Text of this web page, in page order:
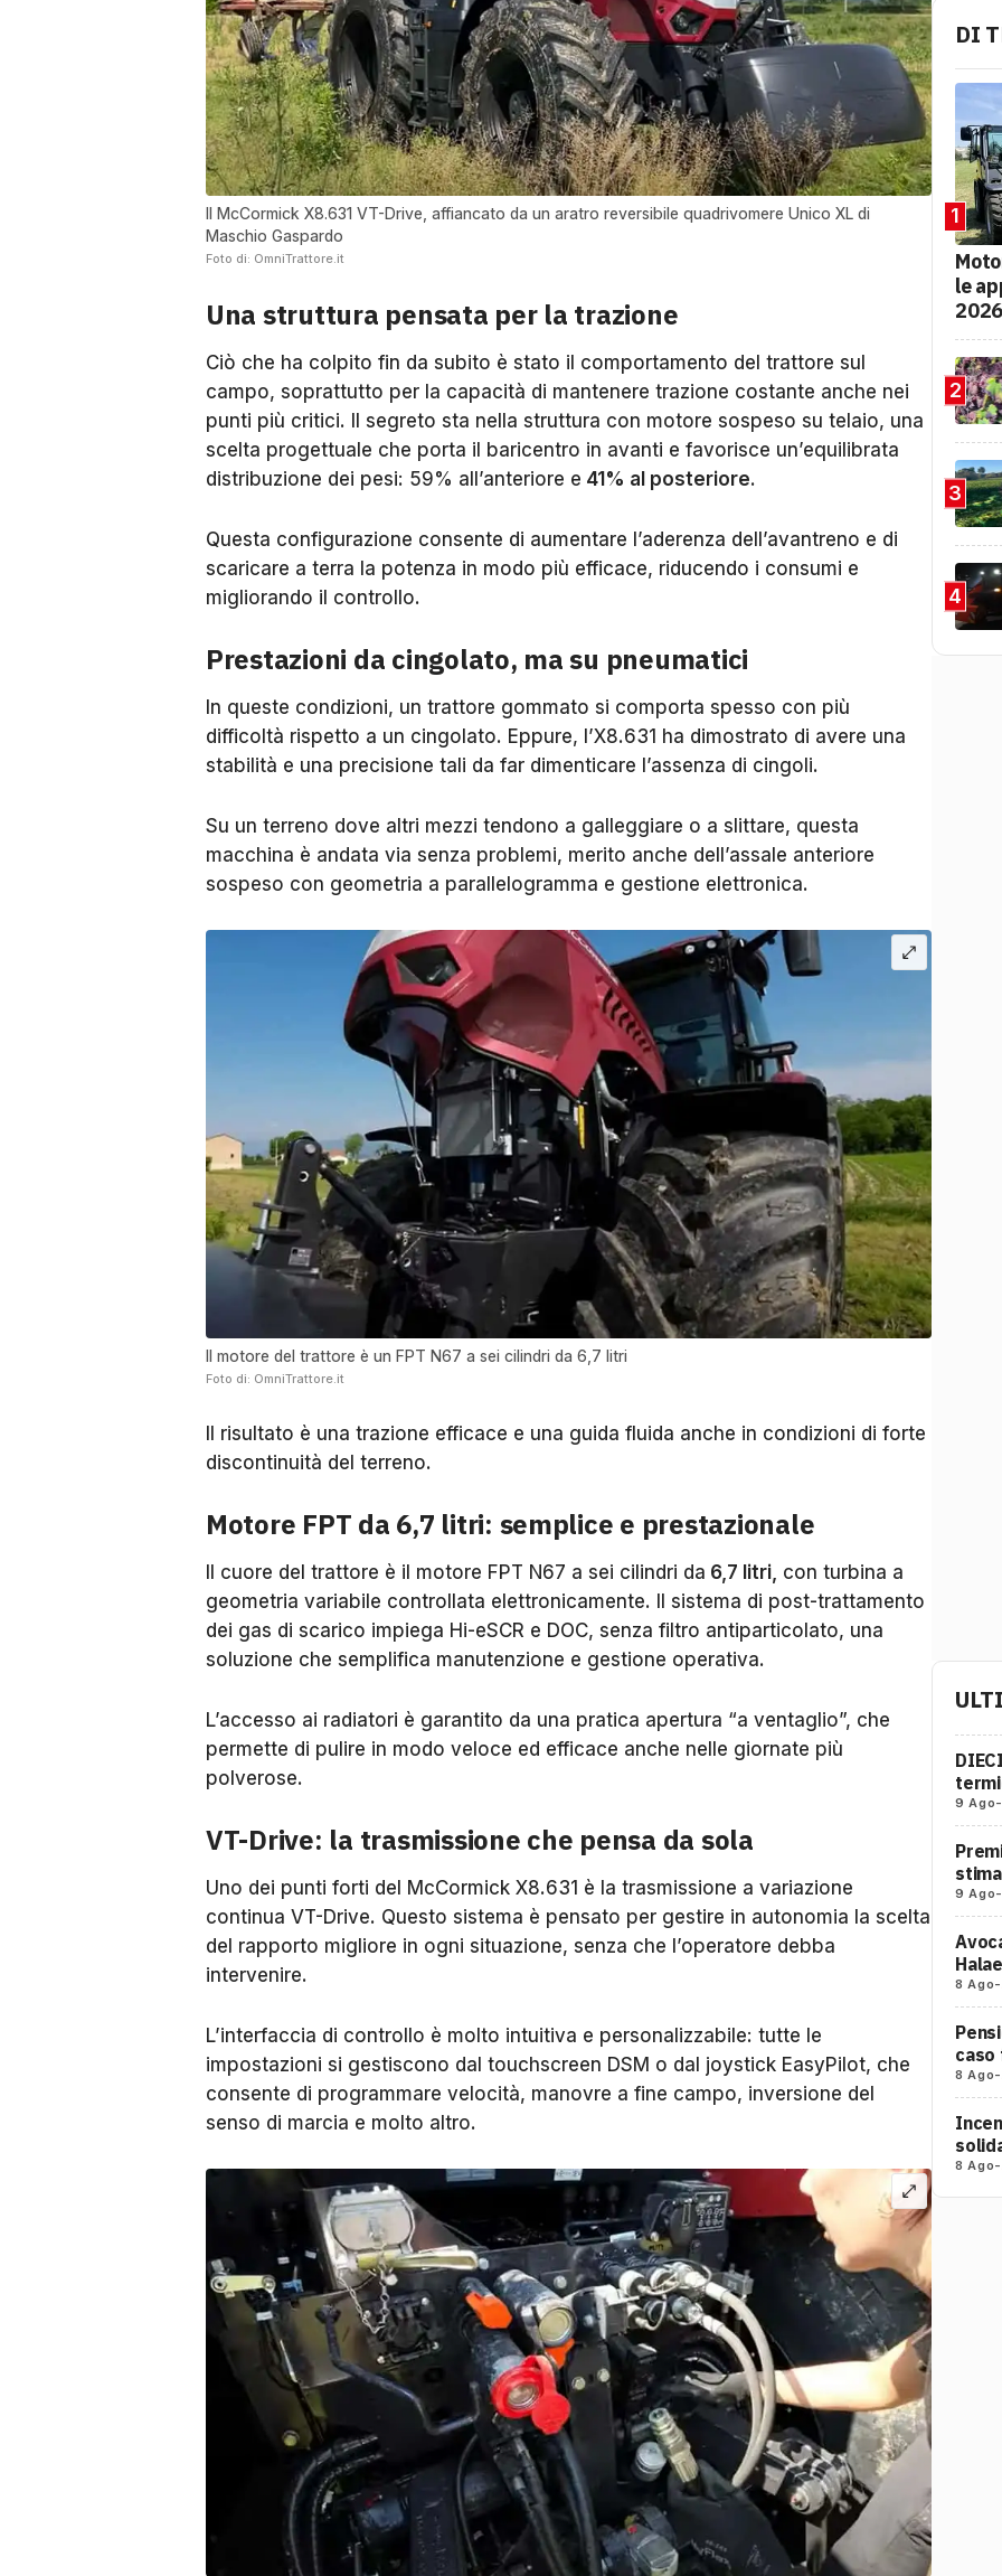
Il McCormick X8.631 VT-Drive, affiancato da un aratro reversibile quadrivomere Unico XL di
Maschio Gaspardo
Foto di: OmniTrattore.it
Una struttura pensata per la trazione
Ciò che ha colpito fin da subito è stato il comportamento del trattore sul
campo, soprattutto per la capacità di mantenere trazione costante anche nei
punti più critici. Il segreto sta nella struttura con motore sospeso su telaio, una
scelta progettuale che porta il baricentro in avanti e favorisce un’equilibrata
distribuzione dei pesi: 59% all’anteriore e 41% al posteriore.
Questa configurazione consente di aumentare l’aderenza dell’avantreno e di
scaricare a terra la potenza in modo più efficace, riducendo i consumi e
migliorando il controllo.
Prestazioni da cingolato, ma su pneumatici
In queste condizioni, un trattore gommato si comporta spesso con più
difficoltà rispetto a un cingolato. Eppure, l’X8.631 ha dimostrato di avere una
stabilità e una precisione tali da far dimenticare l’assenza di cingoli.
Su un terreno dove altri mezzi tendono a galleggiare o a slittare, questa
macchina è andata via senza problemi, merito anche dell’assale anteriore
sospeso con geometria a parallelogramma e gestione elettronica.
Il motore del trattore è un FPT N67 a sei cilindri da 6,7 litri
Foto di: OmniTrattore.it
Il risultato è una trazione efficace e una guida fluida anche in condizioni di forte
discontinuità del terreno.
Motore FPT da 6,7 litri: semplice e prestazionale
Il cuore del trattore è il motore FPT N67 a sei cilindri da 6,7 litri, con turbina a
geometria variabile controllata elettronicamente. Il sistema di post-trattamento
dei gas di scarico impiega Hi-eSCR e DOC, senza filtro antiparticolato, una
soluzione che semplifica manutenzione e gestione operativa.
L’accesso ai radiatori è garantito da una pratica apertura “a ventaglio”, che
permette di pulire in modo veloce ed efficace anche nelle giornate più
polverose.
VT-Drive: la trasmissione che pensa da sola
Uno dei punti forti del McCormick X8.631 è la trasmissione a variazione
continua VT-Drive. Questo sistema è pensato per gestire in autonomia la scelta
del rapporto migliore in ogni situazione, senza che l’operatore debba
intervenire.
L’interfaccia di controllo è molto intuitiva e personalizzabile: tutte le
impostazioni si gestiscono dal touchscreen DSM o dal joystick EasyPilot, che
consente di programmare velocità, manovre a fine campo, inversione del
senso di marcia e molto altro.
DI
1
le
2026
2
3
4
9 Ago-
9 Ago-
8 Ago-
8 Ago-
8 Ago-